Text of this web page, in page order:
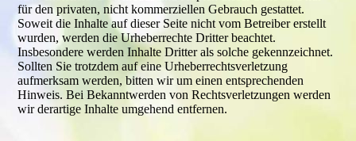
für den privaten, nicht kommerziellen Gebrauch gestattet.
Soweit die Inhalte auf dieser Seite nicht vom Betreiber erstellt
wurden, werden die Urheberrechte Dritter beachtet.
Insbesondere werden Inhalte Dritter als solche gekennzeichnet.
Sollten Sie trotzdem auf eine Urheberrechtsverletzung
aufmerksam werden, bitten wir um einen entsprechenden
Hinweis. Bei Bekanntwerden von Rechtsverletzungen werden
wir derartige Inhalte umgehend entfernen.